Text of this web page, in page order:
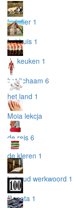
het dier 1
het huis 1
de keuken 1
het lichaam 6
het land 1
Moja lekcja
de reis 6
de kleren 1
het oud werkwoord 1
Renata 1